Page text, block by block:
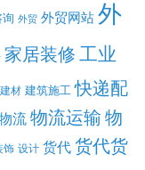
外贸 外贸网站 外
家居装修 工业
建材 建筑施工 快递配
流 物流运输 物
饰 设计 货代 货代货